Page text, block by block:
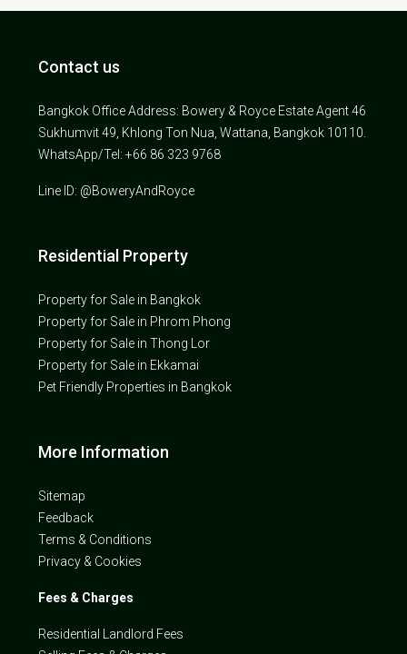
Contact us
Bangkok Office Address: Bowery & Royce Estate Agent 46
Sukhumvit 49, Khlong Ton Nua, Wattana, Bangkok 10110.
WhatsApp/Tel: +66 86 323 9768
Line ID: @BoweryAndRoyce
Residential Property
Property for Sale in Bangkok
Property for Sale in Phrom Phong
Property for Sale in Thong Lor
Property for Sale in Ekkamai
Pet Friendly Properties in Bangkok
More Information
Sitemap
Feedback
Terms & Conditions
Privacy & Cookies
Fees & Charges
Residential Landlord Fees